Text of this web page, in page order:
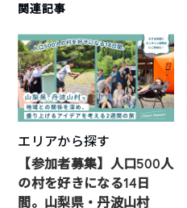
関連記事
エリアから探す
【参加者募集】人口500人
の村を好きになる14日
間。山梨県・丹波山村